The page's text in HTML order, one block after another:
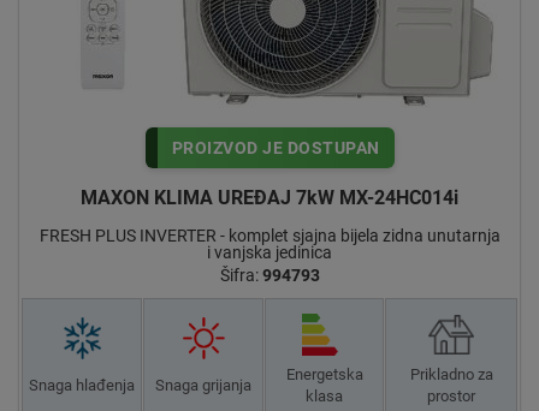
PROIZVOD JE DOSTUPAN
MAXON KLIMA UREĐAJ 7kW MX-24HC014i
FRESH PLUS INVERTER - komplet sjajna bijela zidna unutarnja
i vanjska jedinica
Šifra:994793
Snaga hlađenja Snaga grijanja
Energetska
klasa
Prikladno za
prostor